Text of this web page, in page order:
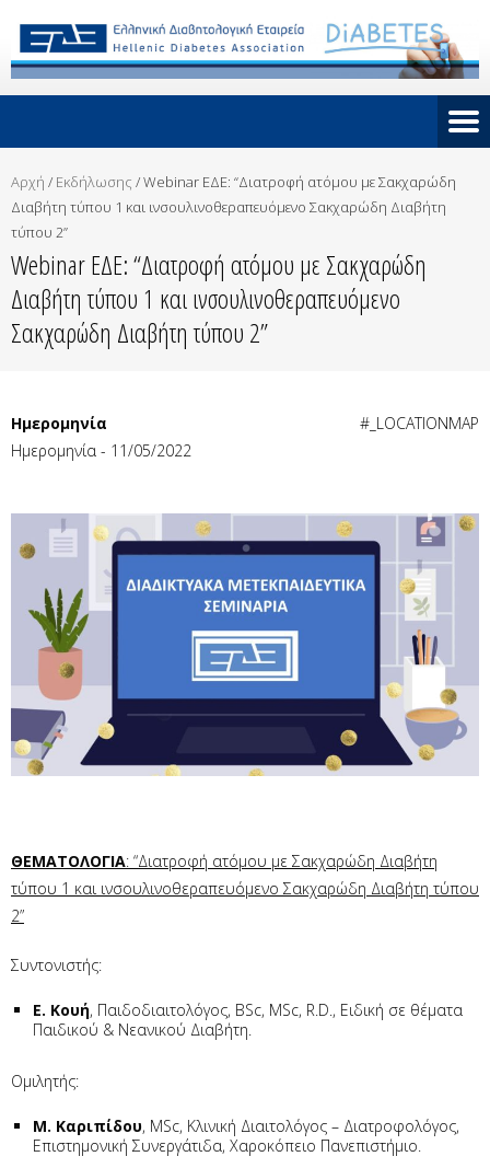
Αρχή / Εκδήλωσης /Webinar ΕΔΕ: “Διατροφή ατόμου με Σακχαρώδη
Διαβήτη τύπου 1 και ινσουλινοθεραπευόμενο Σακχαρώδη Διαβήτη
τύπου 2”
Webinar ΕΔΕ: “Διατροφή ατόμου με Σακχαρώδη
Διαβήτη τύπου 1 και ινσουλινοθεραπευόμενο
Σακχαρώδη Διαβήτη τύπου 2”
#_LOCATIONMAP
Ημερομηνία
Ημερομηνία - 11/05/2022
ΘΕΜΑΤΟΛΟΓΙΑ: “Διατροφή ατόμου με Σακχαρώδη Διαβήτη
τύπου 1 και ινσουλινοθεραπευόμενο Σακχαρώδη Διαβήτη τύπου
2”
Συντονιστής:
Ε. Κουή, Παιδοδιαιτολόγος, BSc, MSc, R.D., Ειδική σε θέματα
Παιδικού & Νεανικού Διαβήτη.
Ομιλητής:
Μ. Καριπίδου, MSc, Κλινική Διαιτολόγος – Διατροφολόγος,
Επιστημονική Συνεργάτιδα, Χαροκόπειο Πανεπιστήμιο.